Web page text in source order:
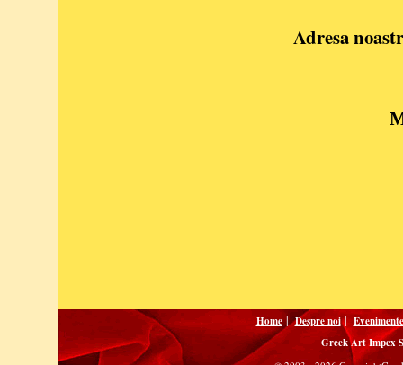
Adresa
Home|Despre noi|
Greek Art Impex